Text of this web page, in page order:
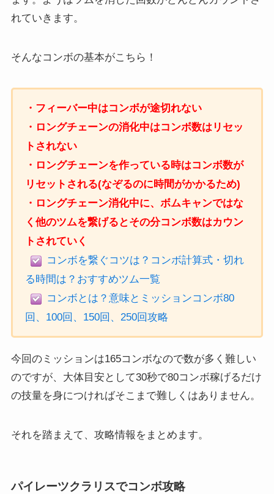
れていきます。
そんなコンボの基本がこちら！
・フィーバー中はコンボが途切れない
・ロングチェーンの消化中はコンボ数はリセッ
トされない
・ロングチェーンを作っている時はコンボ数が
リセットされる(なぞるのに時間がかかるため)
・ロングチェーン消化中に、ボムキャンではな
く他のツムを繋げるとその分コンボ数はカウン
トされていく
コンボを繋ぐコツは？コンボ計算式・切れ
る時間は？おすすめツム一覧
コンボとは？意味とミッションコンボ80
回、100回、150回、250回攻略
今回のミッションは165コンボなので数が多く難しい
のですが、大体目安として30秒で80コンボ稼げるだけ
の技量を身につければそこまで難しくはありません。
それを踏まえて、攻略情報をまとめます。
パイレーツクラリスでコンボ攻略